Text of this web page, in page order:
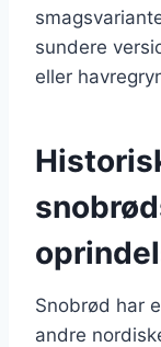
sundere
eller
Snobrød har
andre